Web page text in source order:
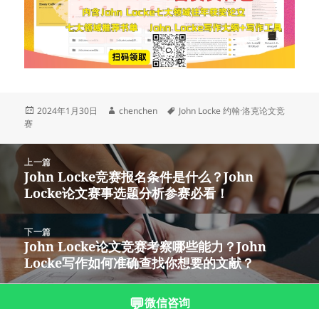
发
2024年1月30日
作
chenchen
标
John Locke 约翰·洛克论文竞
赛
上一篇
上
篇
文
章：
John Locke竞赛报名条件是什么？John
Locke论文赛事选题分析参赛必看！
下一篇
下
篇
文
John Locke论文竞赛考察哪些能力？John
Locke写作如何准确查找你想要的文献？
💬微信咨询